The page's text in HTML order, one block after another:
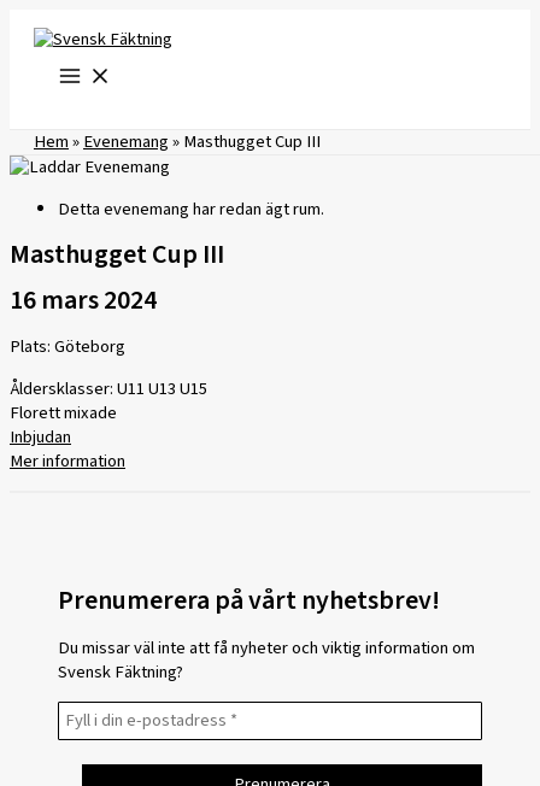
innehåll
Hem»Evenemang»Masthugget Cup III
Detta evenemang har redan ägt rum.
Masthugget Cup III
16 mars 2024
Plats: Göteborg
Åldersklasser: U11 U13 U15
Florett mixade
Inbjudan
Mer information
Prenumerera på vårt nyhetsbrev!
Du missar väl inte att få nyheter och viktig information om
Svensk Fäktning?